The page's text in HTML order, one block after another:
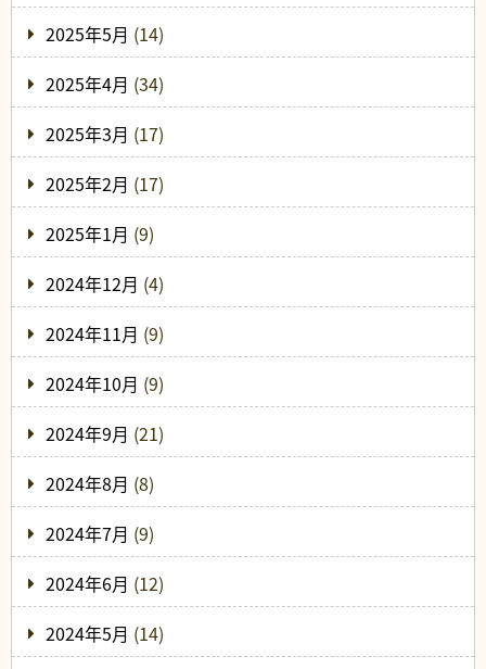
2025年5月 (14)
2025年4月 (34)
2025年3月 (17)
2025年2月 (17)
2025年1月 (9)
2024年12月 (4)
2024年11月 (9)
2024年10月 (9)
2024年9月 (21)
2024年8月 (8)
2024年7月 (9)
2024年6月 (12)
2024年5月 (14)